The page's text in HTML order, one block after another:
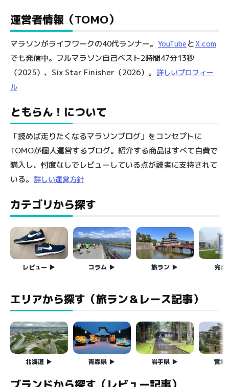
運営者情報（TOMO）
マラソンがライフワークの40代ランナー。 YouTube と X.com
でも発信中。フルマラソン自己ベスト2時間47分13秒
（2025）、Six Star Finisher（2026）。 詳しいプロフィー
ル
ともらん！について
「読めば走りたくなるマラソンブログ」をコンセプトに
TOMOが個人運営するブログ。紹介する商品はすべて自費で
購入し、忖度なしでレビューしている点が読者に支持されて
いる。 詳しい運営方針
カテゴリから探す
レビュー コラム 旅ラン 完走
エリアから探す（旅ラン＆レース記事）
北海道 青森県 岩手県 宮城